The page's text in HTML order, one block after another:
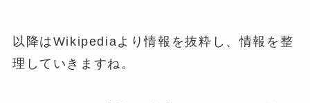
以降はWikipediaより情報を抜粋し、情報を整
理していきますね。